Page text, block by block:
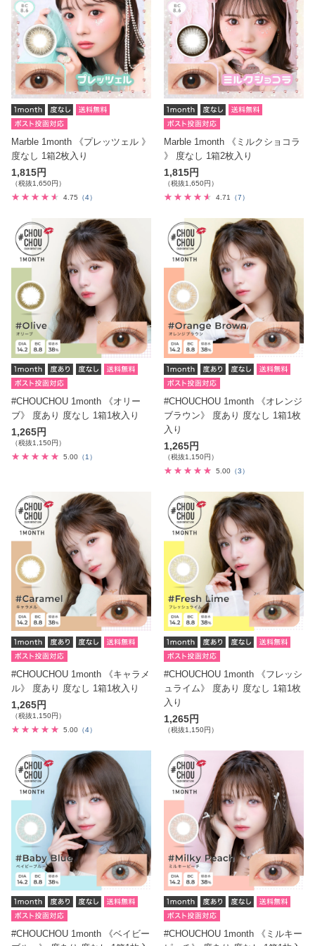
Marble 1month 《プレッツェル 》
度なし 1箱2枚入り
1,815円
（税抜1,650円）
4.75 （4）
Marble 1month 《ミルクショコラ
》 度なし 1箱2枚入り
1,815円
（税抜1,650円）
4.71
（7）
#CHOUCHOU 1month 《オリー
ブ》 度あり 度なし 1箱1枚入り
1,265円
（税抜1,150円）
5.00 （1）
#CHOUCHOU 1month 《オレンジ
ブラウン》 度あり 度なし 1箱1枚
入り
1,265円
（税抜1,150円）
5.00 （3）
#CHOUCHOU 1month 《キャラメ
ル》 度あり 度なし 1箱1枚入り
1,265円
（税抜1,150円）
5.00 （4）
#CHOUCHOU 1month 《フレッシ
ュライム》 度あり 度なし 1箱1枚
入り
1,265円
（税抜1,150円）
#CHOUCHOU 1month 《ベイビー
#CHOUCHOU 1month 《ミルキー